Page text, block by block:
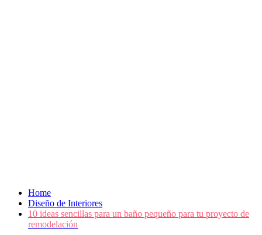
Home
Diseño de Interiores
10 ideas sencillas para un baño pequeño para tu proyecto de
remodelación